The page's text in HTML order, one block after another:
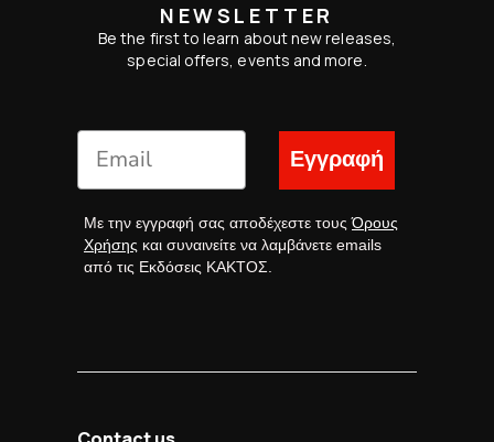
NEWSLETTER
Be the first to learn about new releases,
special offers, events and more.
Εγγραφή
Με την εγγραφή σας αποδέχεστε τουςΌρους
Χρήσης και συναινείτε να λαμβάνετε emails
από τις Εκδόσεις ΚΑΚΤΟΣ.